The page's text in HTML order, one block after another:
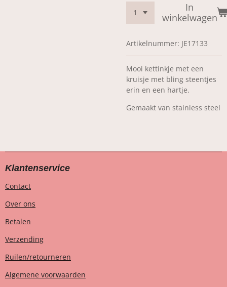
In
winkelwagen
Artikelnummer: JE17133
Mooi kettinkje met een
kruisje met bling steentjes
erin en een hartje.
Gemaakt van stainless steel
Klantenservice
Contact
Over ons
Betalen
Verzending
Ruilen/retourneren
Algemene voorwaarden